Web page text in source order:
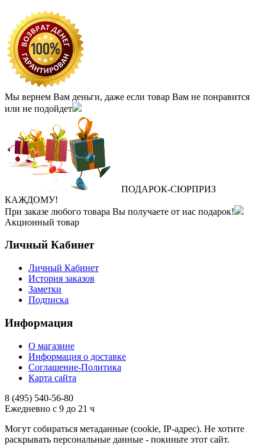
Мы вернем Вам деньги, даже если товар Вам не понравится
или не подойдет
ПОДАРОК‐СЮРПРИЗ
КАЖДОМУ!
При заказе любого товара Вы получаете от нас подарок!
Акционный товар
Личный Кабинет
Личный Кабинет
История заказов
Заметки
Подписка
Информация
О магазине
Информация о доставке
Соглашение-Политика
Карта сайта
8 (495) 540-56-80
Ежедневно с 9 до 21 ч
Могут собираться метаданные (cookie, IP-адрес). Не хотите
раскрывать персональные данные - покиньте этот сайт.